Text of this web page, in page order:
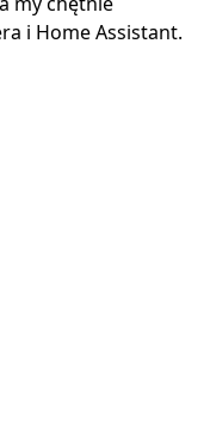
i Home Assistant.